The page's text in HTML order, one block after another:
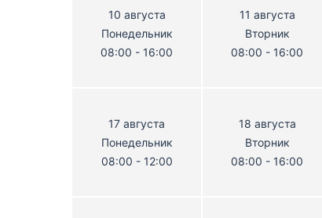
10 августа
Понедельник
08:00 - 16:00
11 августа
Вторник
08:00 - 16:00
17 августа
Понедельник
08:00 - 12:00
18 августа
Вторник
08:00 - 16:00